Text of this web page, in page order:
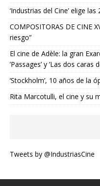
‘Industrias del Cine’ elige
COMPOSITORAS DE CINE
riesgo”
El cine de Adèle: la gran
’Passages’ y ’Las dos caras
‘Stockholm’, 10 años de la
Rita Marcotulli, el cine y su
Tweets by @IndustriasCine